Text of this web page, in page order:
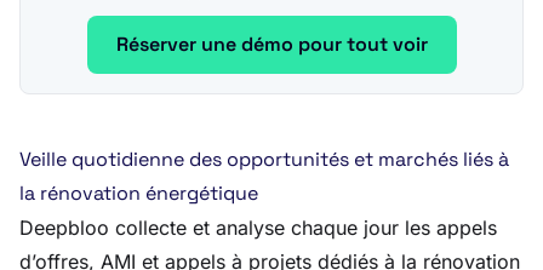
Réserver une démo pour tout voir
Veille quotidienne des opportunités et marchés liés à
la rénovation énergétique
Deepbloo collecte et analyse chaque jour les appels
d’offres, AMI et appels à projets dédiés à la rénovation